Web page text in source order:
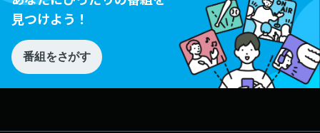
見つけよう！
番組をさがす